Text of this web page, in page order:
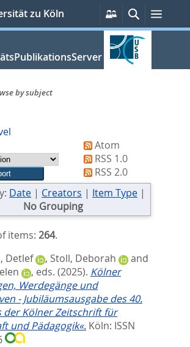
zu Köln
Persönliche
Services
SucheMenü
by subject
Atom
RSS 1.0
RSS 2.0
Date | Creators | Item Type |
No Grouping
items: 264.
Detlef
, Stoll, Deborah
and
, eds. (2025). Kölner
Werdegänge und
- Jubiläumsausgabe des 40.
der Kölner Zeitschrift für
und Pädagogik«. Köln: ISSN